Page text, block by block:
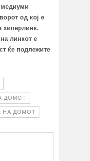
од кој е
хиперлинк.
линкот е
ќе подлежите
ДОМОТ
НА ДОМОТ